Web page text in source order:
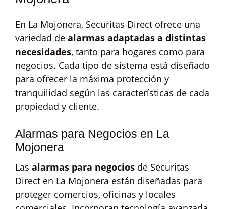
En La Mojonera, Securitas Direct ofrece una
variedad de alarmas adaptadas a distintas
necesidades, tanto para hogares como para
negocios. Cada tipo de sistema está diseñado
para ofrecer la máxima protección y
tranquilidad según las características de cada
propiedad y cliente.
Alarmas para Negocios en La
Mojonera
Las alarmas para negocios de Securitas
Direct en La Mojonera están diseñadas para
proteger comercios, oficinas y locales